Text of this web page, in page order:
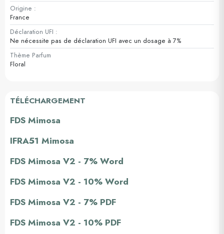
Origine :
France
Déclaration UFI :
Ne nécessite pas de déclaration UFI avec un dosage à 7%
Thème Parfum
Floral
TÉLÉCHARGEMENT
FDS Mimosa
IFRA51 Mimosa
FDS Mimosa V2 - 7% Word
FDS Mimosa V2 - 10% Word
FDS Mimosa V2 - 7% PDF
FDS Mimosa V2 - 10% PDF